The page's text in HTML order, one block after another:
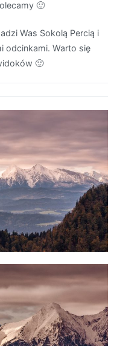
🙂
Was Sokolą Percią i
odcinkami. Warto się
🙂